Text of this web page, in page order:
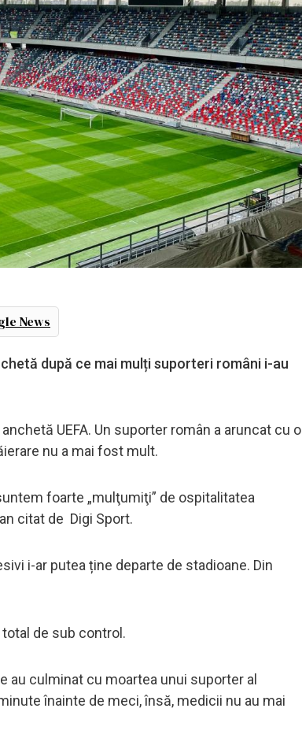
News
după ce mai mulți suporteri români i-au
UEFA. Un suporter român a aruncat cu o
nu a mai fost mult.
foarte „mulţumiţi” de ospitalitatea
citat de Digi Sport.
i-ar putea ține departe de stadioane. Din
de sub control.
au culminat cu moartea unui suporter al
înainte de meci, însă, medicii nu au mai